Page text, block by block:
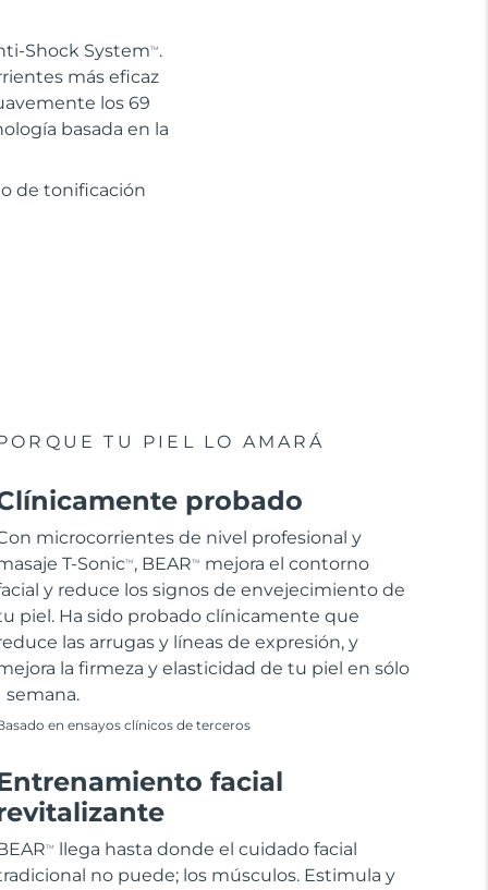
Shock SystemTM .
más eficaz
los 69
basada en la
de tonificación
TU PIEL LO AMARÁ
probado
microcorrientes de nivel profesional y
T-SonicTM , BEARTM
mejora el contorno
y reduce los signos de envejecimiento de
piel. Ha sido probado clínicamente que
las arrugas y líneas de expresión, y
la firmeza y elasticidad de tu piel en sólo
semana.
en ensayos clínicos de terceros
facial
TM
llega hasta donde el cuidado facial
no puede; los músculos. Estimula y